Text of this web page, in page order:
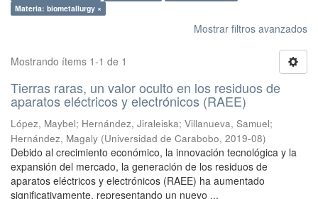
Materia: biometallurgy ×
Mostrar filtros avanzados
Mostrando ítems 1-1 de 1
Tierras raras, un valor oculto en los residuos de
aparatos eléctricos y electrónicos (RAEE)
López, Maybel; Hernández, Jiraleiska; Villanueva, Samuel;
Hernández, Magaly (Universidad de Carabobo, 2019-08)
Debido al crecimiento económico, la innovación tecnológica y la
expansión del mercado, la generación de los residuos de
aparatos eléctricos y electrónicos (RAEE) ha aumentado
significativamente, representando un nuevo ...